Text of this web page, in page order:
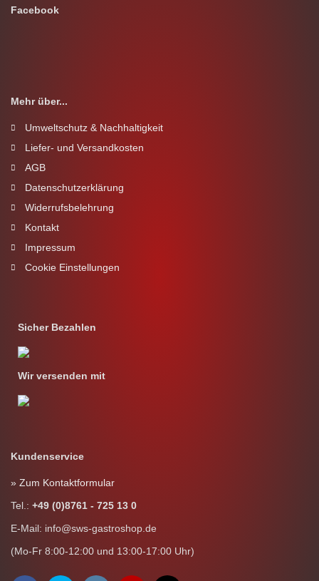
Facebook
Mehr über...
Umweltschutz & Nachhaltigkeit
Liefer- und Versandkosten
AGB
Datenschutzerklärung
Widerrufsbelehrung
Kontakt
Impressum
Cookie Einstellungen
Sicher Bezahlen
Wir versenden mit
Kundenservice
» Zum Kontaktformular
Tel.: +49 (0)8761 - 725 13 0
E-Mail: info@sws-gastroshop.de
(Mo-Fr 8:00-12:00 und 13:00-17:00 Uhr)